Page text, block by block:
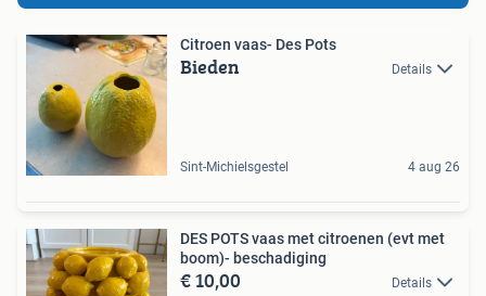
Citroen vaas- Des Pots
Bieden Details
Sint-Michielsgestel 4 aug 26
DES POTS vaas met citroenen (evt met
boom)- beschadiging
€ 10,00 Details